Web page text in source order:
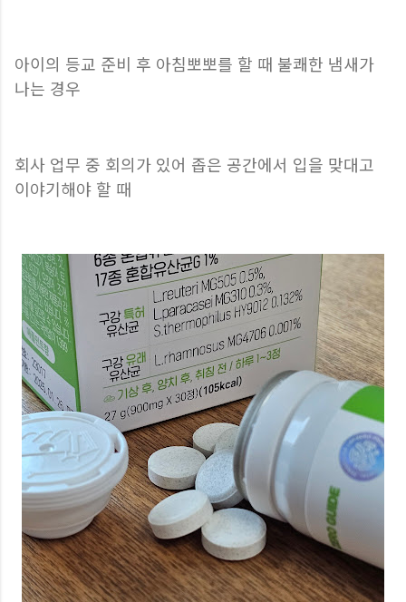
아이의 등교 준비 후 아침뽀뽀를 할 때 불쾌한 냄새가
나는 경우
회사 업무 중 회의가 있어 좁은 공간에서 입을 맞대고
이야기해야 할 때